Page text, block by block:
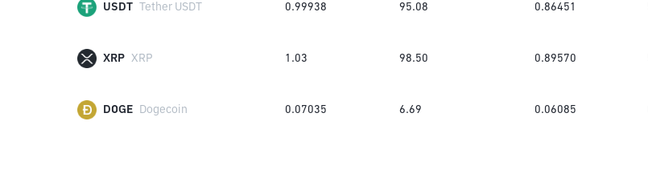
USDT Tether USDT 0.99938 95.08 0.86451
XRP XRP 1.03 98.50 0.89570
DOGE Dogecoin 0.07035 6.69 0.06085